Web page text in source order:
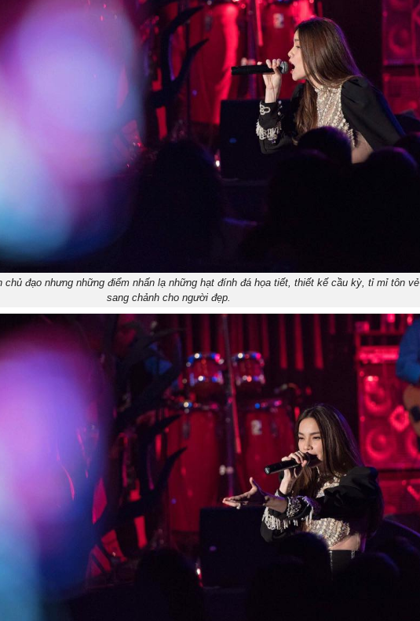
chủ đạo nhưng những điểm nhấn lạ những hạt đính đá họa tiết, thiết kế cầu kỳ, tỉ mỉ tôn vẻ
sang chảnh cho người đẹp.